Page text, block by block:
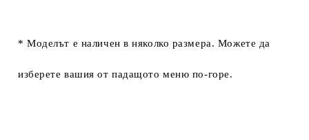
* Моделът е наличен в няколко размера. Можете да
изберете вашия от падащото меню по-горе.